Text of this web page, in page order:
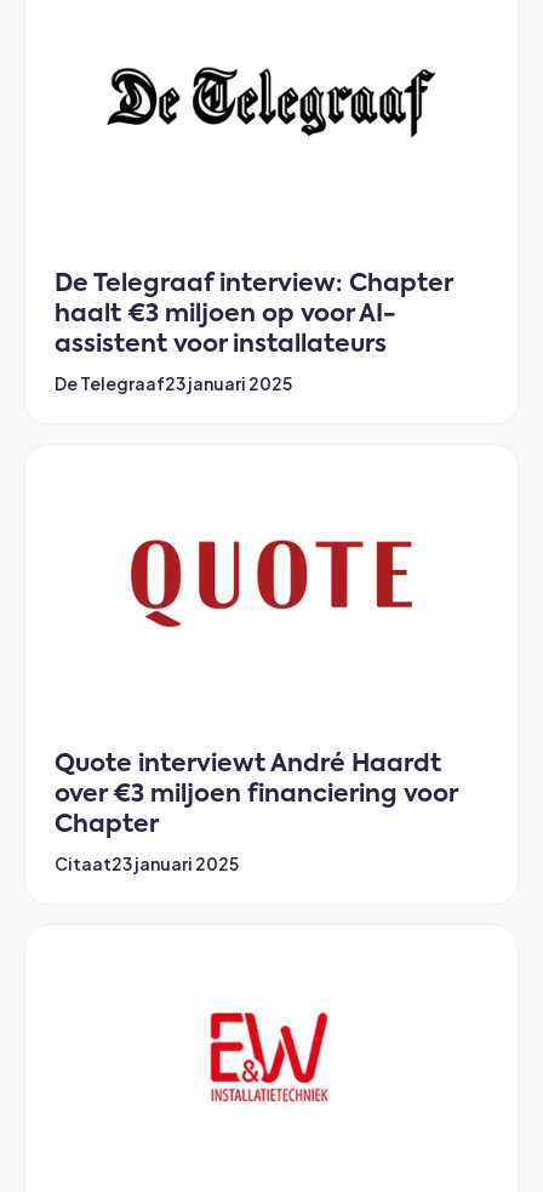
De Telegraaf interview: Chapter
haalt €3 miljoen op voor AI-
assistent voor installateurs
De Telegraaf23 januari 2025
Quote interviewt André Haardt
over €3 miljoen financiering voor
Chapter
Citaat23 januari 2025